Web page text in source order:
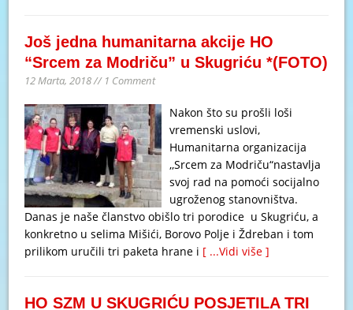
Još jedna humanitarna akcije HO
“Srcem za Modriču” u Skugriću *(FOTO)
12 Marta, 2018 // 1 Comment
Nakon što su prošli loši
vremenski uslovi,
Humanitarna organizacija
,,Srcem za Modriču“nastavlja
svoj rad na pomoći socijalno
ugroženog stanovništva.
Danas je naše članstvo obišlo tri porodice u Skugriću, a
konkretno u selima Mišići, Borovo Polje i Ždreban i tom
prilikom uručili tri paketa hrane i [ ...Vidi više ]
HO SZM U SKUGRIĆU POSJETILA TRI